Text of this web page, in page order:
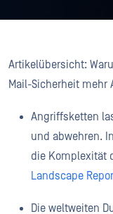
Artikelübersicht:
Mail-Sicherheit
Angriffsketten
und abwehren.
die Komplexität
Landscape
Die weltweiten